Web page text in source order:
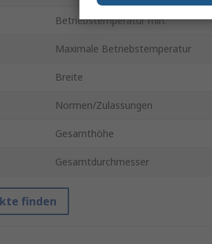
Betriebstemperatur min.
Maximale Betriebstemperatur
Breite
Normen/Zulassungen
Gesamthöhe
Gesamtdurchmesser
finden